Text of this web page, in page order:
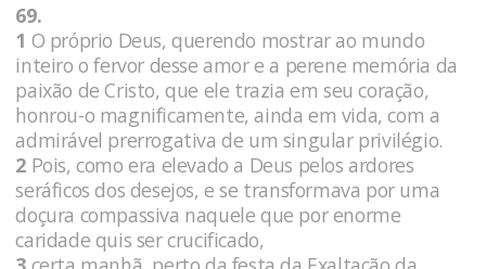
69.
1 O próprio Deus, querendo mostrar ao mundo
inteiro o fervor desse amor e a perene memória da
paixão de Cristo, que ele trazia em seu coração,
honrou-o magnificamente, ainda em vida, com a
admirável prerrogativa de um singular privilégio.
2 Pois, como era elevado a Deus pelos ardores
seráficos dos desejos, e se transformava por uma
doçura compassiva naquele que por enorme
caridade quis ser crucificado,